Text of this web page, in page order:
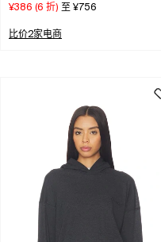
¥386 (6 折) 至 ¥756
比价2家电商